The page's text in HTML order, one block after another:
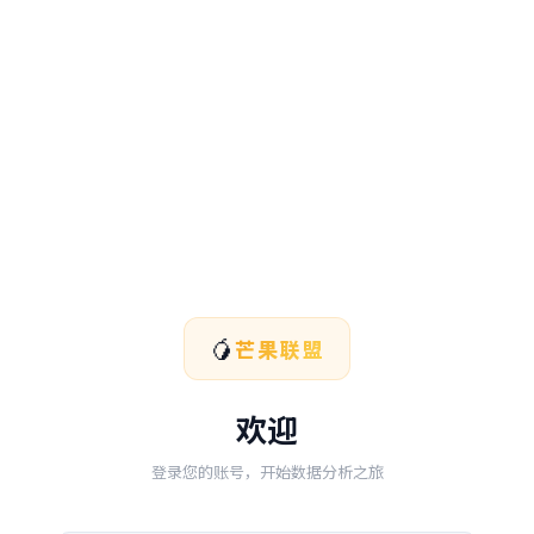
🥭芒果联盟
欢迎
登录您的账号，开始数据分析之旅